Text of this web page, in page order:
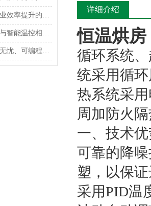
大型烘房：食品加工行业效率提升的得力助手
高温烘干房：热风循环与智能温控相辅相成
大型高温烘干房：烘干无忧、可编程智能控制
详细介绍
恒温烘房
循环系统
统采用循
热系统采
周加防火
一、技术
可靠的降
塑，以保
采用PID温